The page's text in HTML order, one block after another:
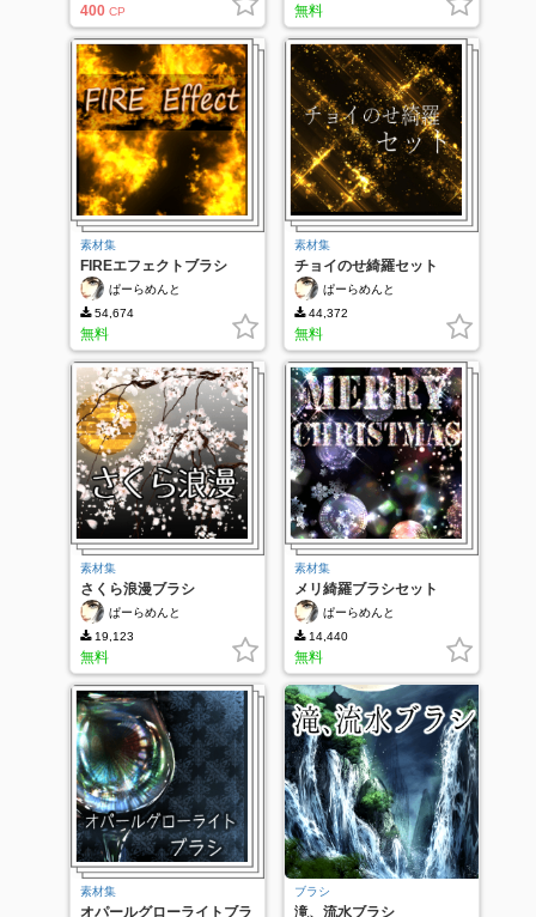
400 CP 無料
素材集
FIREエフェクトブラシ
ぱーらめんと
54,674
無料
素材集
チョイのせ綺羅セット
ぱーらめんと
44,372
無料
素材集
さくら浪漫ブラシ
ぱーらめんと
19,123
無料
素材集
メリ綺羅ブラシセット
ぱーらめんと
14,440
無料
素材集
オパールグローライトブラ
ブラシ
滝、流水ブラシ